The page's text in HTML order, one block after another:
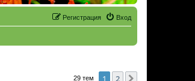
Вход
Регистрация
29 тем 1 2